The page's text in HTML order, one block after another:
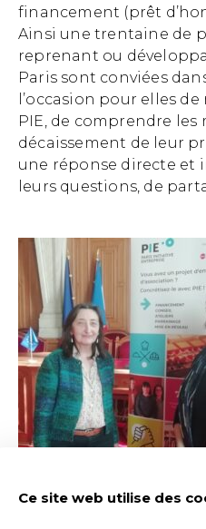
financement (prêt
Ainsi une trentaine de
reprenant ou
Paris sont conviées
l’occasion pour elles
PIE, de comprendre
décaissement de leur
une réponse directe et
leurs questions, de
Ce site web utilise des